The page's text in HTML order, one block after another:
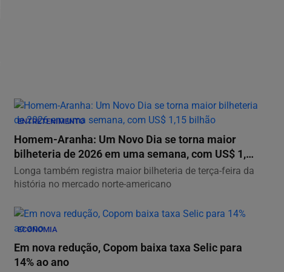
ENTRETENIMENTO
Homem-Aranha: Um Novo Dia se torna maior
bilheteria de 2026 em uma semana, com US$ 1,15
bilhão
Longa também registra maior bilheteria de terça-feira da
história no mercado norte-americano
ECONOMIA
Em nova redução, Copom baixa taxa Selic para
14% ao ano